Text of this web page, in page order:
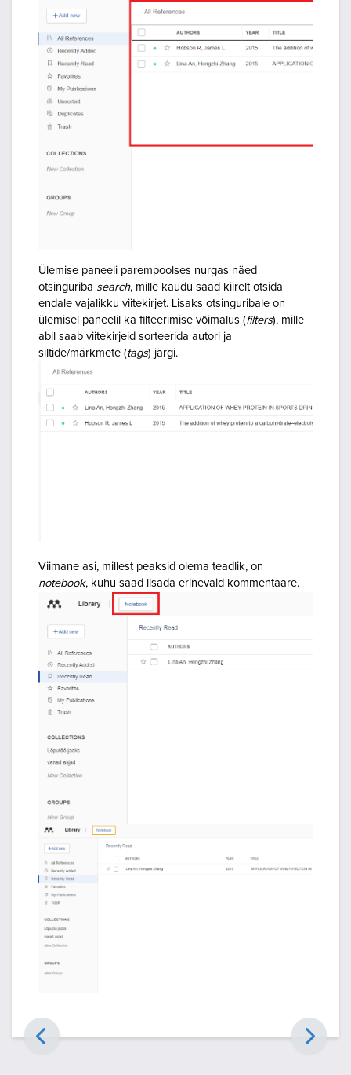
Ülemise paneeli parempoolses nurgas näed
otsinguriba search, mille kaudu saad kiirelt otsida
endale vajalikku viitekirjet. Lisaks otsinguribale on
ülemisel paneelil ka filteerimise võimalus (filters), mille
abil saab viitekirjeid sorteerida autori ja
siltide/märkmete (tags) järgi.
Viimane asi, millest peaksid olema teadlik, on
notebook, kuhu saad lisada erinevaid kommentaare.